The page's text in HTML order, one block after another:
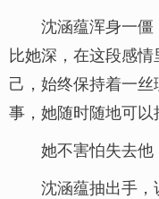
沈涵蕴浑身一
比她深，在这段感
己，始终保持着一
事，她随时随地可以
她不害怕失去他
沈涵蕴抽出手